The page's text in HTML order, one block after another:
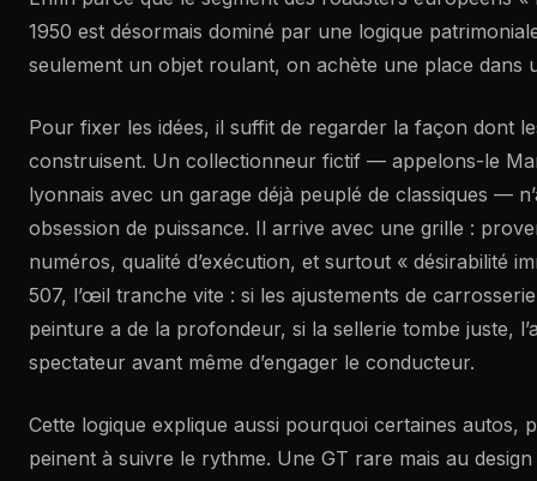
1950 est désormais dominé par une logique
seulement un objet roulant, on achète une place dans
Pour fixer les idées, il suffit de regarder la façon dont
construisent. Un collectionneur fictif — appelons-le
lyonnais avec un garage déjà peuplé de classiques —
obsession de puissance. Il arrive avec une grille :
numéros, qualité d’exécution, et surtout « désirabilité
507, l’œil tranche vite : si les ajustements de
peinture a de la profondeur, si la sellerie tombe juste,
spectateur avant même d’engager le conducteur.
Cette logique explique aussi pourquoi certaines autos,
peinent à suivre le rythme. Une GT rare mais au